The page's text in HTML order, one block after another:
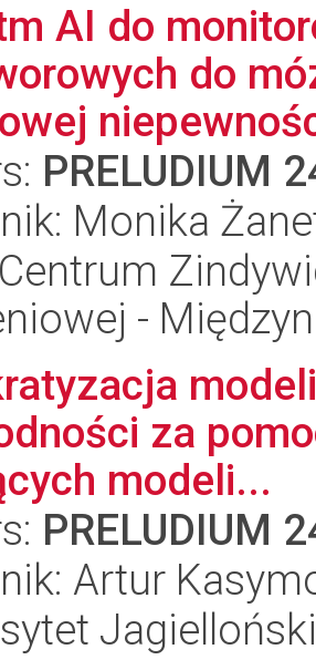
AI do
do
PRELUDIUM
Monika
-
za
modeli...
PRELUDIUM
Artur
Jagielloński